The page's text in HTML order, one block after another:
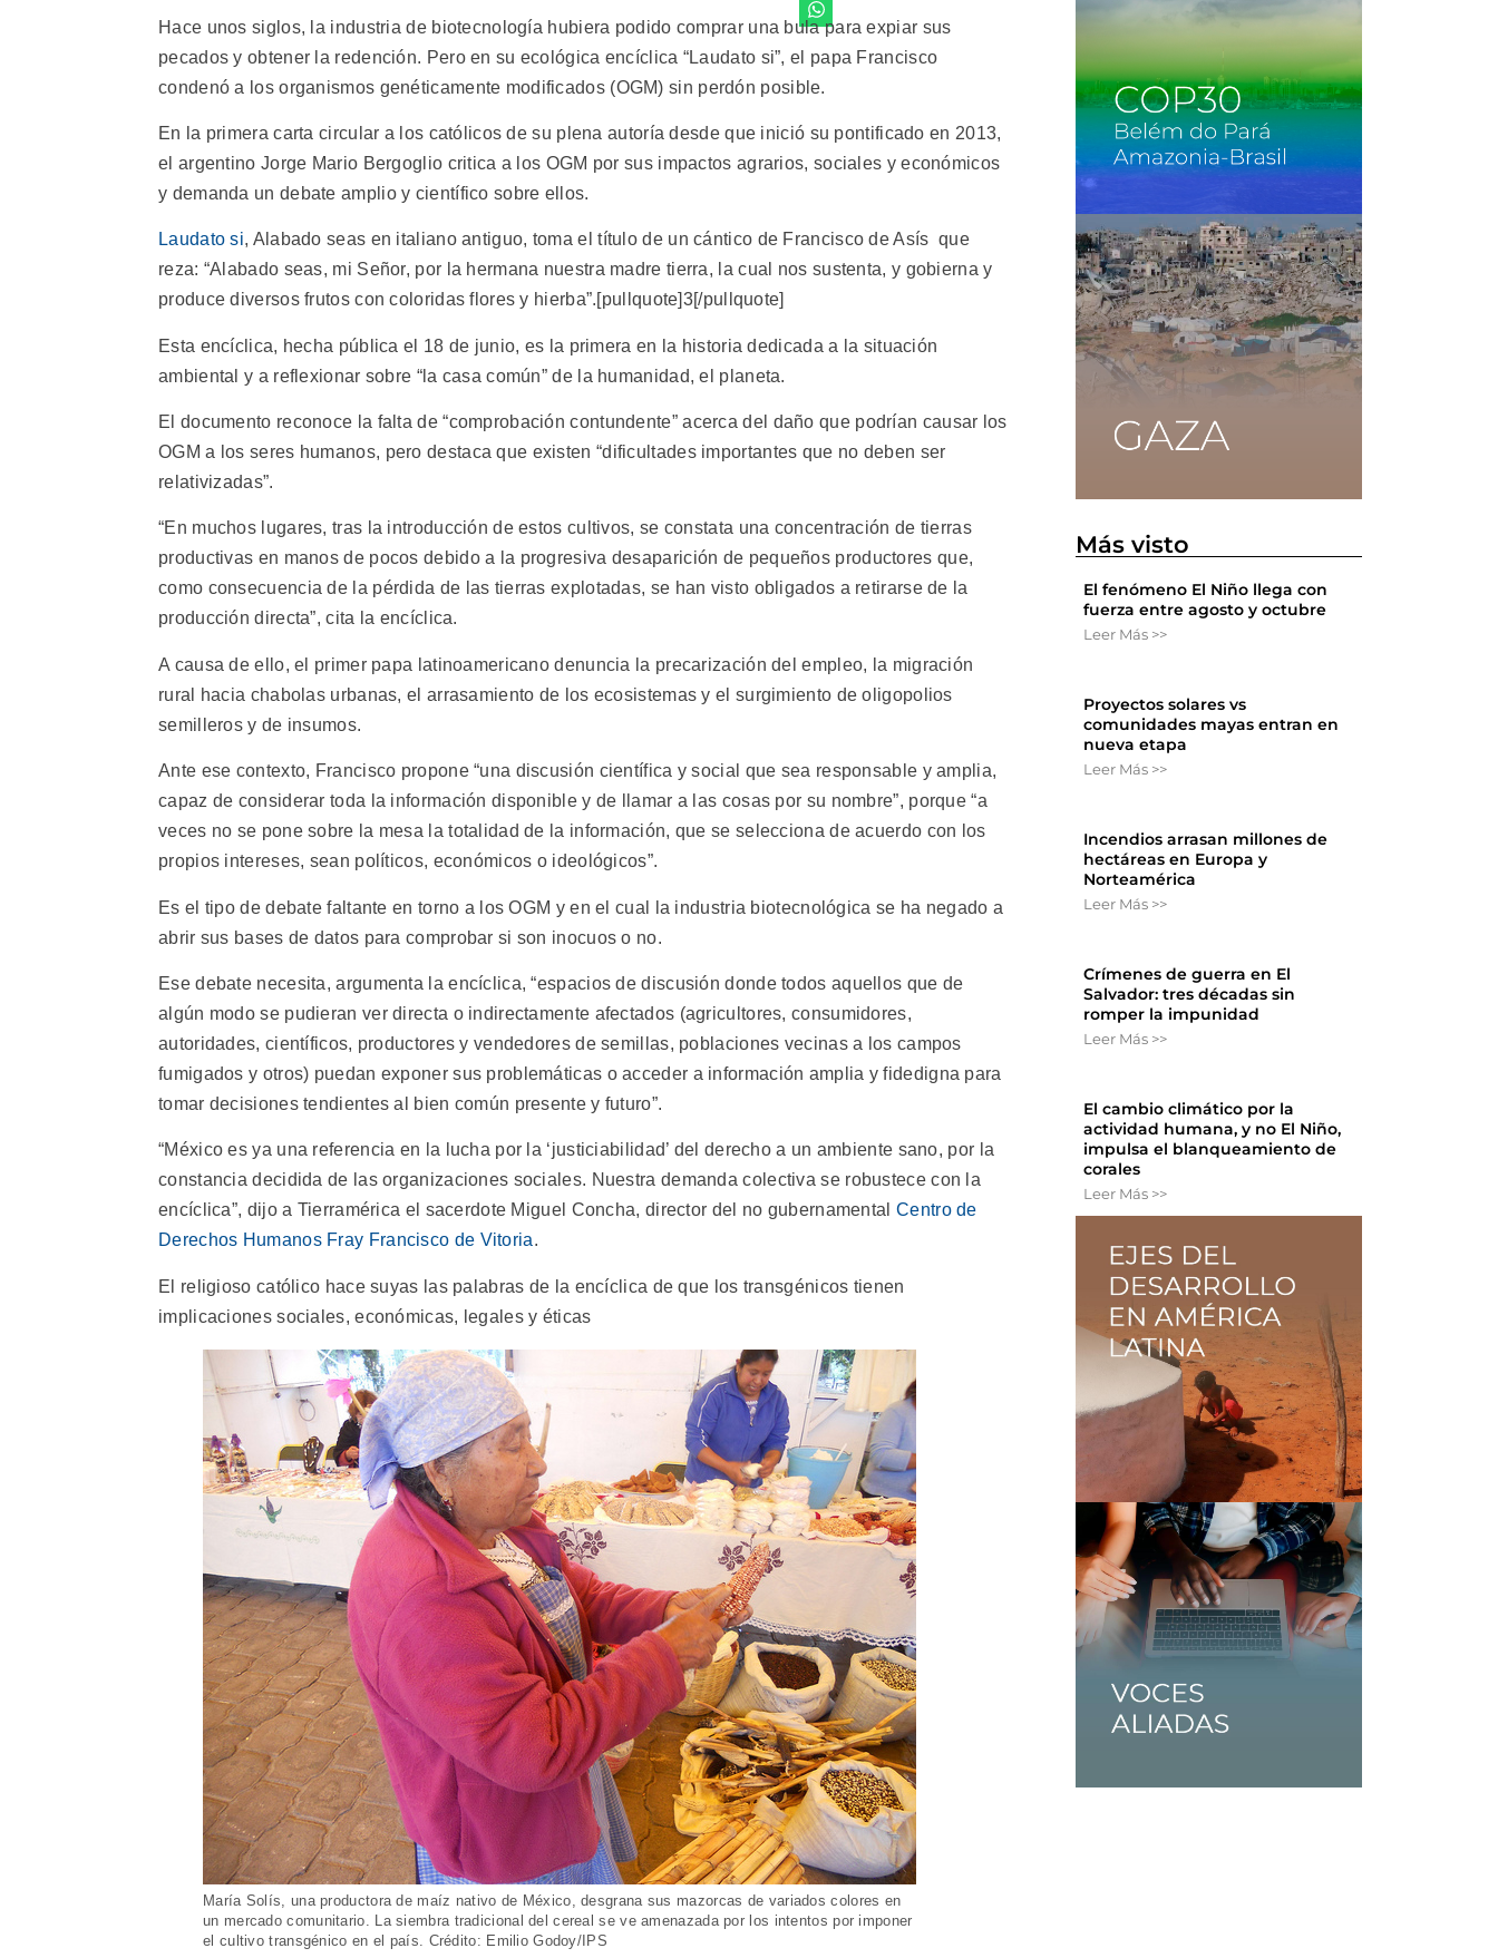
Hace unos siglos, la industria de biotecnología hubiera podido comprar una bula para expiar sus
pecados y obtener la redención. Pero en su ecológica encíclica “Laudato si”, el papa Francisco
condenó a los organismos genéticamente modificados (OGM) sin perdón posible.
En la primera carta circular a los católicos de su plena autoría desde que inició su pontificado en 2013,
el argentino Jorge Mario Bergoglio critica a los OGM por sus impactos agrarios, sociales y económicos
y demanda un debate amplio y científico sobre ellos.
Laudato si, Alabado seas en italiano antiguo, toma el título de un cántico de Francisco de Asís que
reza: “Alabado seas, mi Señor, por la hermana nuestra madre tierra, la cual nos sustenta, y gobierna y
produce diversos frutos con coloridas flores y hierba”.[pullquote]3[/pullquote]
Esta encíclica, hecha pública el 18 de junio, es la primera en la historia dedicada a la situación
ambiental y a reflexionar sobre “la casa común” de la humanidad, el planeta.
El documento reconoce la falta de “comprobación contundente” acerca del daño que podrían causar los
OGM a los seres humanos, pero destaca que existen “dificultades importantes que no deben ser
relativizadas”.
“En muchos lugares, tras la introducción de estos cultivos, se constata una concentración de tierras
productivas en manos de pocos debido a la progresiva desaparición de pequeños productores que,
como consecuencia de la pérdida de las tierras explotadas, se han visto obligados a retirarse de la
producción directa”, cita la encíclica.
A causa de ello, el primer papa latinoamericano denuncia la precarización del empleo, la migración
rural hacia chabolas urbanas, el arrasamiento de los ecosistemas y el surgimiento de oligopolios
semilleros y de insumos.
Ante ese contexto, Francisco propone “una discusión científica y social que sea responsable y amplia,
capaz de considerar toda la información disponible y de llamar a las cosas por su nombre”, porque “a
veces no se pone sobre la mesa la totalidad de la información, que se selecciona de acuerdo con los
propios intereses, sean políticos, económicos o ideológicos”.
Es el tipo de debate faltante en torno a los OGM y en el cual la industria biotecnológica se ha negado a
abrir sus bases de datos para comprobar si son inocuos o no.
Ese debate necesita, argumenta la encíclica, “espacios de discusión donde todos aquellos que de
algún modo se pudieran ver directa o indirectamente afectados (agricultores, consumidores,
autoridades, científicos, productores y vendedores de semillas, poblaciones vecinas a los campos
fumigados y otros) puedan exponer sus problemáticas o acceder a información amplia y fidedigna para
tomar decisiones tendientes al bien común presente y futuro”.
“México es ya una referencia en la lucha por la ‘justiciabilidad’ del derecho a un ambiente sano, por la
constancia decidida de las organizaciones sociales. Nuestra demanda colectiva se robustece con la
encíclica”, dijo a Tierramérica el sacerdote Miguel Concha, director del no gubernamental Centro de
Derechos Humanos Fray Francisco de Vitoria.
El religioso católico hace suyas las palabras de la encíclica de que los transgénicos tienen
implicaciones sociales, económicas, legales y éticas
María Solís, una productora de maíz nativo de México, desgrana sus mazorcas de variados colores en
un mercado comunitario. La siembra tradicional del cereal se ve amenazada por los intentos por imponer
el cultivo transgénico en el país. Crédito: Emilio Godoy/IPS
Más visto
El fenómeno El Niño llega con
fuerza entre agosto y octubre
Leer Más >>
Proyectos solares vs
comunidades mayas entran en
nueva etapa
Leer Más >>
Incendios arrasan millones de
hectáreas en Europa y
Norteamérica
Leer Más >>
Crímenes de guerra en El
Salvador: tres décadas sin
romper la impunidad
Leer Más >>
El cambio climático por la
actividad humana, y no El Niño,
impulsa el blanqueamiento de
corales
Leer Más >>